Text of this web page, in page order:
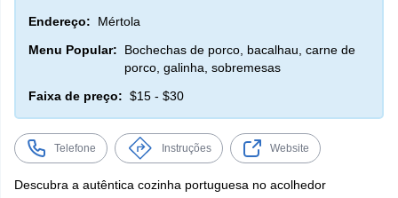
Endereço:
Mértola
Menu Popular:
Bochechas de porco, bacalhau, carne de
porco, galinha, sobremesas
Faixa de preço: $15 - $30
Telefone Instruções Website
Descubra a autêntica cozinha portuguesa no acolhedor